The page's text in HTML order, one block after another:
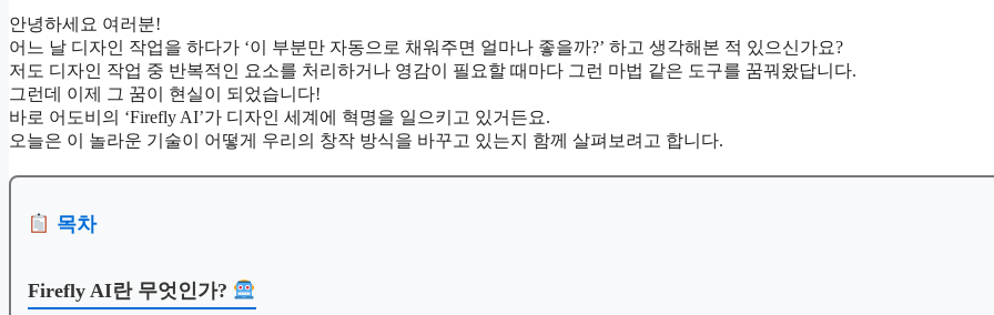
안녕하세요 여러분!
어느 날 디자인 작업을 하다가 ‘이 부분만 자동으로 채워주면 얼마나 좋을까?’ 하고 생각해본 적 있으신가요?
저도 디자인 작업 중 반복적인 요소를 처리하거나 영감이 필요할 때마다 그런 마법 같은 도구를 꿈꿔왔답니다.
그런데 이제 그 꿈이 현실이 되었습니다!
바로 어도비의 ‘Firefly AI’가 디자인 세계에 혁명을 일으키고 있거든요.
오늘은 이 놀라운 기술이 어떻게 우리의 창작 방식을 바꾸고 있는지 함께 살펴보려고 합니다.
목차
Firefly AI란 무엇인가?